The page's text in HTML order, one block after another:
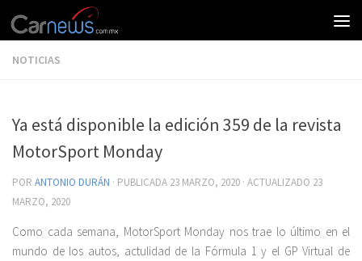
NOTICIAS
Ya está disponible la edición 359 de la revista
MotorSport Monday
POR ANTONIO DURÁN · PUBLICADA 23 MARZO, 2020 · ACTUALIZADO 23
MARZO, 2020
Como cada semana, MotorSport Monday nos trae lo último en el
mundo de los autos, actulidad de la Fórmula 1 y el GP Virtual de